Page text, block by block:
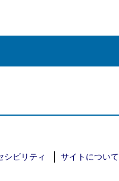
シビリティ サイトについて